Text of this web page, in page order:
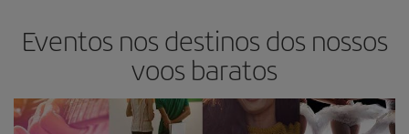
Eventos nos destinos dos nossos
voos baratos